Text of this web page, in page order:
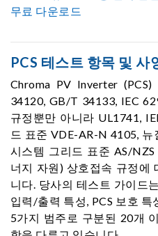
무료 다운로드
PCS 테스트 항목 및 사
Chroma PV Inverter
34120, GB/T 34133, IEC
규정뿐만 아니라 UL1741,
드 표준 VDE-AR-N 4105,
시스템 그리드 표준 AS/
너지 자원) 상호접속 규정에
니다. 당사의 테스트 가이드
입력/출력 특성, PCS 보호
5가지 범주로 구분된 20개